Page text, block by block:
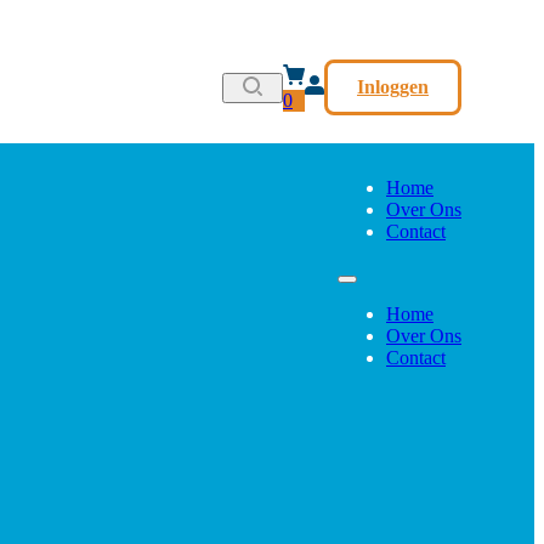
0
Inloggen
Home
Over Ons
Contact
Home
Over Ons
Contact